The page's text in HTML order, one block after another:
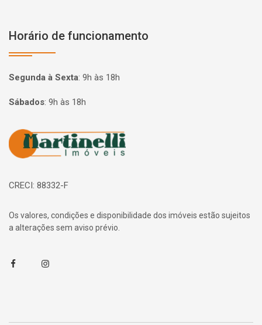
Horário de funcionamento
Segunda à Sexta: 9h às 18h
Sábados: 9h às 18h
Página inicial
CRECI: 88332-F
Os valores, condições e disponibilidade dos imóveis estão sujeitos
a alterações sem aviso prévio.
FacebookInstagram